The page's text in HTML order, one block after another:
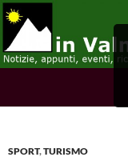
Vai
contenuto
SPORT,TURISMO